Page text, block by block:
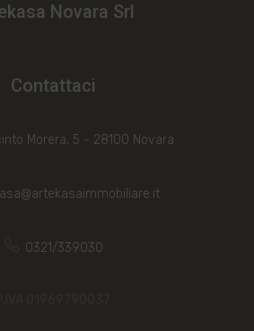
Novara Srl
Contattaci
Morera, 5 - 28100 Novara
0321/339030